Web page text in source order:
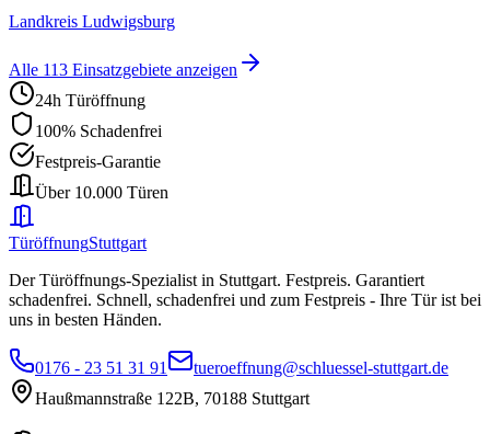
Landkreis Ludwigsburg
Alle 113 Einsatzgebiete anzeigen
24h Türöffnung
100% Schadenfrei
Festpreis-Garantie
Über 10.000 Türen
TüröffnungStuttgart
Der Türöffnungs-Spezialist in Stuttgart. Festpreis. Garantiert
schadenfrei. Schnell, schadenfrei und zum Festpreis - Ihre Tür ist bei
uns in besten Händen.
0176 - 23 51 31 91
tueroeffnung@schluessel-stuttgart.de
Haußmannstraße 122B, 70188 Stuttgart